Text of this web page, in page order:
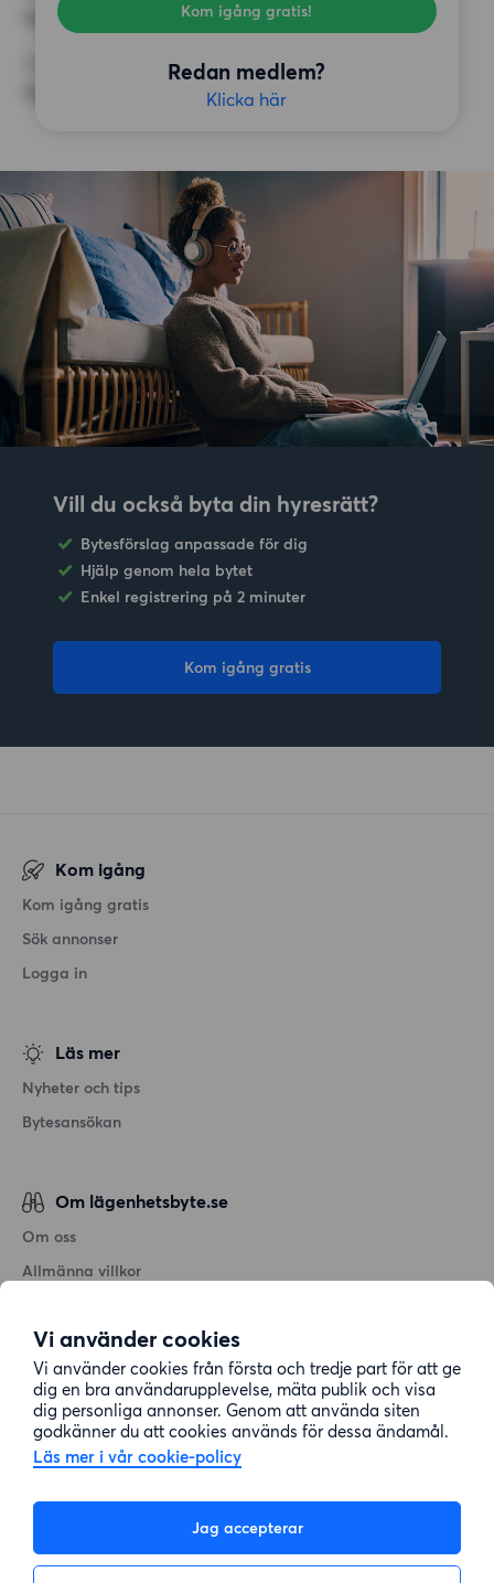
Vi använder cookies
Vi använder cookies från första och tredje part för att ge
dig en bra användarupplevelse, mäta publik och visa
dig personliga annonser. Genom att använda siten
godkänner du att cookies används för dessa ändamål.
Läs mer i vår cookie-policy
Jag accepterar
Kom igång gratis!
Redan medlem?
Klicka här
Inga speciella krav
ÖVRIGA PREFERENSER
Inga speciella preferenser
Vill du också byta din hyresrätt?
Bytesförslag anpassade för dig
Hjälp genom hela bytet
Enkel registrering på 2 minuter
Kom igång gratis
Kom igång
Kom igång gratis
Sök annonser
Logga in
Läs mer
Nyheter och tips
Bytesansökan
Om lägenhetsbyte.se
Om oss
Allmänna villkor
Cookiepolicy
Sitemap
Kundtjänst